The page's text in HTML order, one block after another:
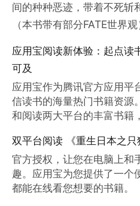
间的种种恶迹，带着不死斩
（本书带有部分FATE世界观
应用宝阅读新体验：起点读
可及
应用宝作为腾讯官方应用平
信读书的海量热门书籍资源
和阅读两大平台的丰富书籍
双平台阅读 《重生日本之
官方授权，让您在电脑上和
趣。应用宝为您提供了一个
都能在线看您想要的书籍。